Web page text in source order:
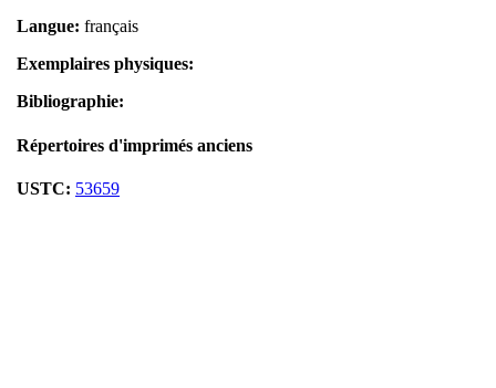
Langue: français
Exemplaires physiques:
Bibliographie:
Répertoires d'imprimés anciens
USTC: 53659